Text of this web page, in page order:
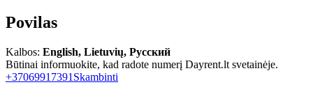
Povilas
Kalbos: English, Lietuvių, Русский
Būtinai informuokite, kad radote numerį Dayrent.lt svetainėje.
+37069917391 Skambinti